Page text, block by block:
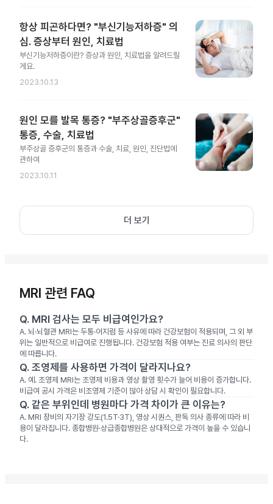
항상 피곤하다면? "부신기능저하증" 의
심. 증상부터 원인, 치료법
부신기능저하증이란? 증상과 원인, 치료법을 알려드릴
게요.
2023.10.13
원인 모를 발목 통증? "부주상골증후군"
통증, 수술, 치료법
부주상골 증후군의 통증과 수술, 치료, 원인, 진단법에
관하여
2023.10.11
더 보기
MRI 관련 FAQ
Q. MRI 검사는 모두 비급여인가요?
A. 뇌·뇌혈관 MRI는 두통·어지럼 등 사유에 따라 건강보험이 적용되며, 그 외 부
위는 일반적으로 비급여로 진행됩니다. 건강보험 적용 여부는 진료 의사의 판단
에 따릅니다.
Q. 조영제를 사용하면 가격이 달라지나요?
A. 예. 조영제 MRI는 조영제 비용과 영상 촬영 횟수가 늘어 비용이 증가합니다.
비급여 공시 가격은 비조영제 기준이 많아 상담 시 확인이 필요합니다.
Q. 같은 부위인데 병원마다 가격 차이가 큰 이유는?
A. MRI 장비의 자기장 강도(1.5T·3T), 영상 시퀀스, 판독 의사 종류에 따라 비
용이 달라집니다. 종합병원·상급종합병원은 상대적으로 가격이 높을 수 있습니
다.